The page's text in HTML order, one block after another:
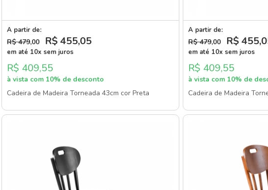
A partir de:
R$ 479,00 R$ 455,05
em até 10x sem juros
R$ 409,55
à vista com 10% de desconto
Cadeira de Madeira Torneada 43cm cor Preta
A partir de:
R$ 479,00 R$ 455
em até 10x sem juros
R$ 409,55
à vista com 10% de
Cadeira de Madeira